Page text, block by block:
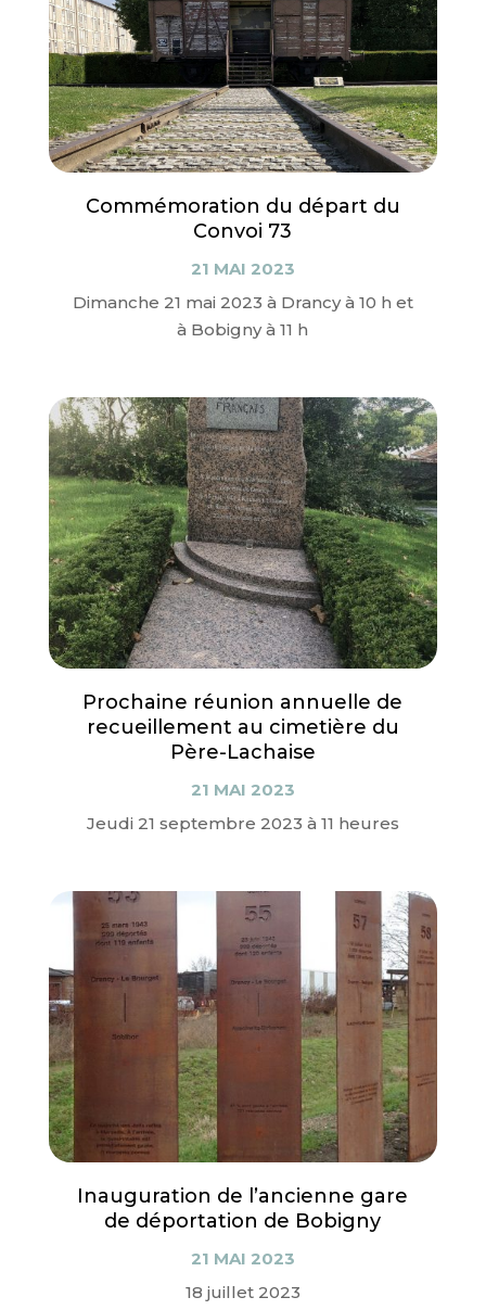
Commémoration du départ du
Convoi 73
21 MAI 2023
Dimanche 21 mai 2023 à Drancy à 10 h et
à Bobigny à 11 h
Prochaine réunion annuelle de
recueillement au cimetière du
Père-Lachaise
21 MAI 2023
Jeudi 21 septembre 2023 à 11 heures
Inauguration de l’ancienne gare
de déportation de Bobigny
21 MAI 2023
18 juillet 2023